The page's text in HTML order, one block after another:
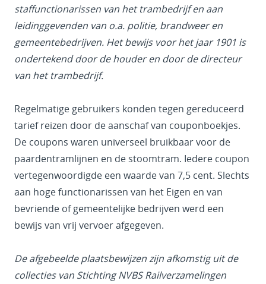
staffunctionarissen van het trambedrijf en aan
leidinggevenden van o.a. politie, brandweer en
gemeentebedrijven. Het bewijs voor het jaar 1901 is
ondertekend door de houder en door de directeur
van het trambedrijf.
Regelmatige gebruikers konden tegen gereduceerd
tarief reizen door de aanschaf van couponboekjes.
De coupons waren universeel bruikbaar voor de
paardentramlijnen en de stoomtram. Iedere coupon
vertegenwoordigde een waarde van 7,5 cent. Slechts
aan hoge functionarissen van het Eigen en van
bevriende of gemeentelijke bedrijven werd een
bewijs van vrij vervoer afgegeven.
De afgebeelde plaatsbewijzen zijn afkomstig uit de
collecties van Stichting NVBS Railverzamelingen